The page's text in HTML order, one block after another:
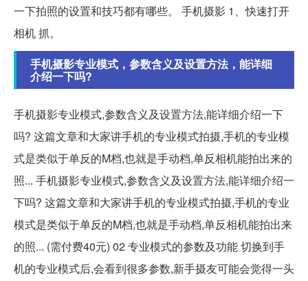
一下拍照的设置和技巧都有哪些。 手机摄影 1、快速打开
相机 抓。
手机摄影专业模式，参数含义及设置方法，能详细
介绍一下吗?
手机摄影专业模式,参数含义及设置方法,能详细介绍一下
吗? 这篇文章和大家讲手机的专业模式拍摄,手机的专业模
式是类似于单反的M档,也就是手动档,单反相机能拍出来的
照... 手机摄影专业模式,参数含义及设置方法,能详细介绍一
下吗? 这篇文章和大家讲手机的专业模式拍摄,手机的专业
模式是类似于单反的M档,也就是手动档,单反相机能拍出来
的照... (需付费40元) 02 专业模式的参数及功能 切换到手
机的专业模式后,会看到很多参数,新手摄友可能会觉得一头